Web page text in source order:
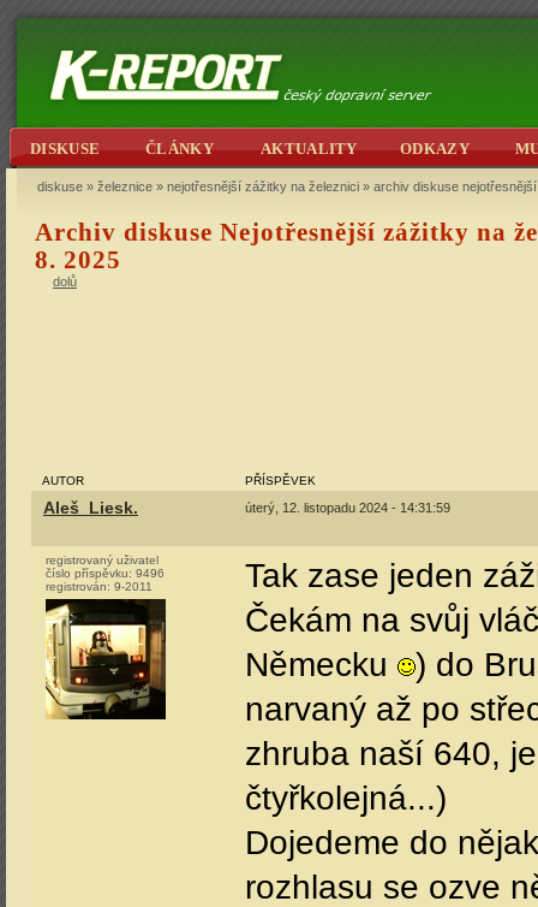
DISKUSE ČLÁNKY AKTUALITY ODKAZY
diskuse » železnice » nejotřesnější zážitky na železnici » archiv diskuse
Archiv diskuse Nejotřesnější zážitky na
8. 2025
dolů
AUTOR PŘÍSPĚVEK
Aleš_Liesk. úterý, 12. listopadu 2024 - 14:31:59
registrovaný uživatel
číslo příspěvku: 9496
registrován: 9-2011
Tak zase jeden
Čekám na svůj
Německu
) do
narvaný až po
zhruba naší 640,
čtyřkolejná...)
Dojedeme do
rozhlasu se ozve